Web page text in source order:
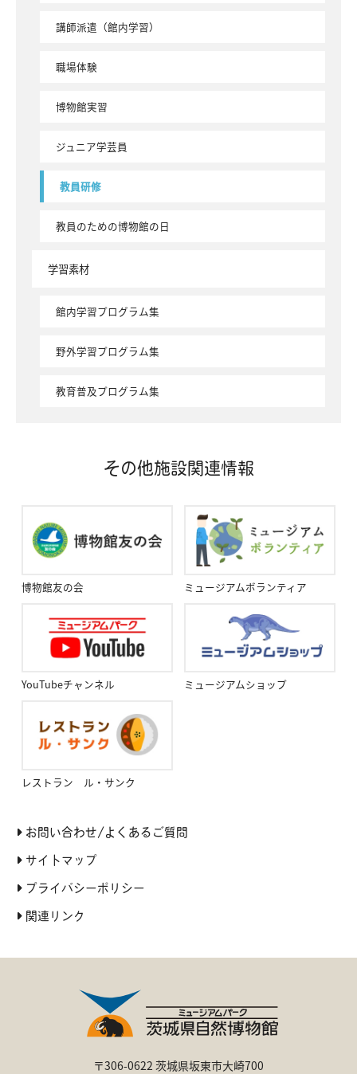
講師派遣（館内学習）
職場体験
博物館実習
ジュニア学芸員
教員研修
教員のための博物館の日
学習素材
館内学習プログラム集
野外学習プログラム集
教育普及プログラム集
その他施設関連情報
博物館友の会 ミュージアムボランティア
YouTubeチャンネル ミュージアムショップ
レストラン ル・サンク
お問い合わせ/よくあるご質問
サイトマップ
プライバシーポリシー
関連リンク
〒306-0622 茨城県坂東市大崎700